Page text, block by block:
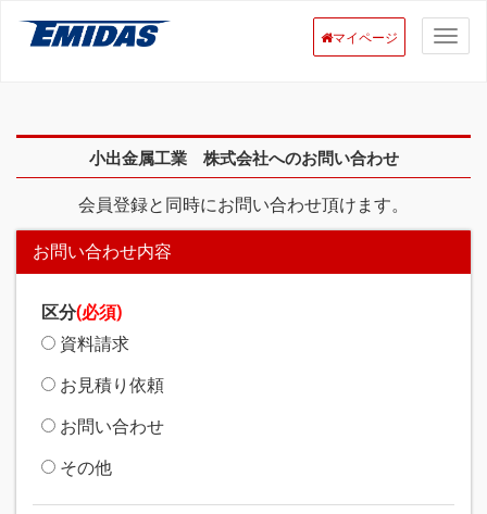
マイページ
小出金属工業 株式会社へのお問い合わせ
会員登録と同時にお問い合わせ頂けます。
お問い合わせ内容
区分(必須)
資料請求
お見積り依頼
お問い合わせ
その他